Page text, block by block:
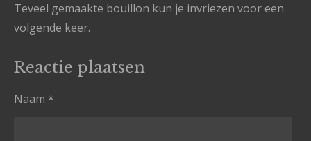
Teveel gemaakte bouillon kun je invriezen voor een
volgende keer.
Reactie plaatsen
Naam *